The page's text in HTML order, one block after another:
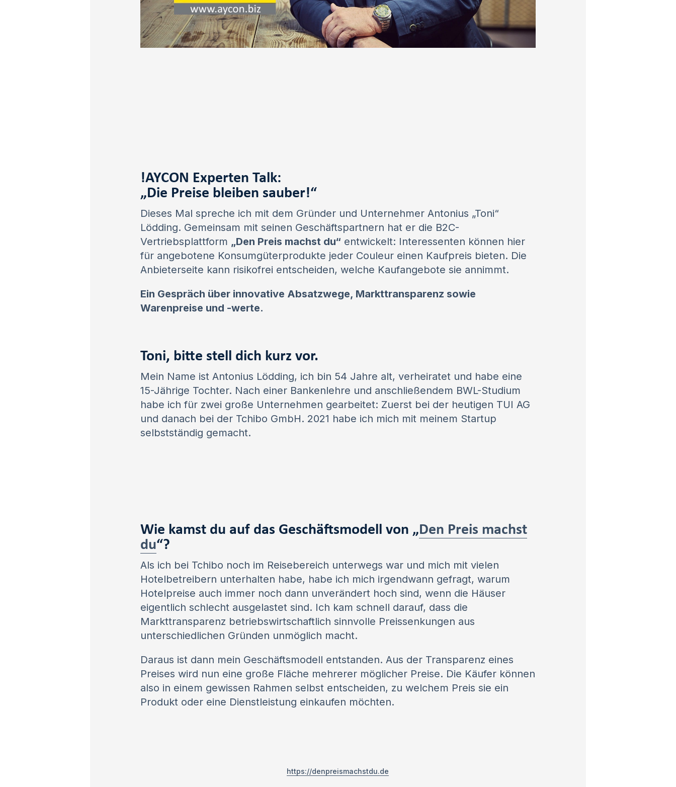
!AYCON Experten Talk:
„Die Preise bleiben sauber!“
Dieses Mal spreche ich mit dem Gründer und Unternehmer Antonius „Toni“
Lödding. Gemeinsam mit seinen Geschäftspartnern hat er die B2C-
Vertriebsplattform „Den Preis machst du“ entwickelt: Interessenten können hier
für angebotene Konsumgüterprodukte jeder Couleur einen Kaufpreis bieten. Die
Anbieterseite kann risikofrei entscheiden, welche Kaufangebote sie annimmt.
Ein Gespräch über innovative Absatzwege, Markttransparenz sowie
Warenpreise und -werte.
Toni, bitte stell dich kurz vor.
Mein Name ist Antonius Lödding, ich bin 54 Jahre alt, verheiratet und habe eine
15-Jährige Tochter. Nach einer Bankenlehre und anschließendem BWL-Studium
habe ich für zwei große Unternehmen gearbeitet: Zuerst bei der heutigen TUI AG
und danach bei der Tchibo GmbH. 2021 habe ich mich mit meinem Startup
selbstständig gemacht.
Wie kamst du auf das Geschäftsmodell von „Den Preis machst
du“?
Als ich bei Tchibo noch im Reisebereich unterwegs war und mich mit vielen
Hotelbetreibern unterhalten habe, habe ich mich irgendwann gefragt, warum
Hotelpreise auch immer noch dann unverändert hoch sind, wenn die Häuser
eigentlich schlecht ausgelastet sind. Ich kam schnell darauf, dass die
Markttransparenz betriebswirtschaftlich sinnvolle Preissenkungen aus
unterschiedlichen Gründen unmöglich macht.
Daraus ist dann mein Geschäftsmodell entstanden. Aus der Transparenz eines
Preises wird nun eine große Fläche mehrerer möglicher Preise. Die Käufer können
also in einem gewissen Rahmen selbst entscheiden, zu welchem Preis sie ein
Produkt oder eine Dienstleistung einkaufen möchten.
https://denpreismachstdu.de